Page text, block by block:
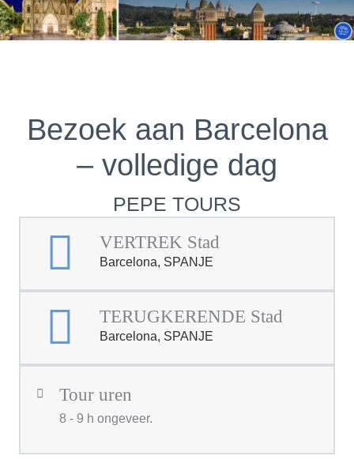
Bezoek aan Barcelona
– volledige dag
PEPE TOURS
VERTREK Stad
Barcelona, SPANJE
TERUGKERENDE Stad
Barcelona, SPANJE
Tour uren
8 - 9 h ongeveer.